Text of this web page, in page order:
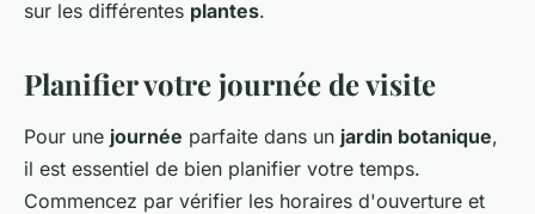
sur les différentes plantes.
Planifier votre journée de visite
Pour une journée parfaite dans un jardin botanique,
il est essentiel de bien planifier votre temps.
Commencez par vérifier les horaires d'ouverture et